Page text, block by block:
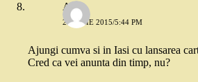
Ana
21 IULIE 2015/5:44 PM
Ajungi cumva si in Iasi cu lansarea
Cred ca vei anunta din timp, nu?